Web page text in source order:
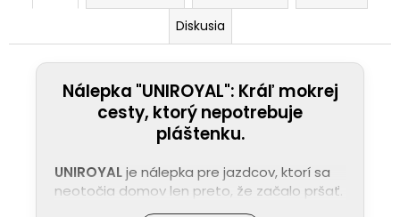
Diskusia
Nálepka "UNIROYAL": Kráľ mokrej
cesty, ktorý nepotrebuje
pláštenku.
UNIROYALje nálepka pre jazdcov, ktorí sa
neotočia domov len preto, že začalo pršať.